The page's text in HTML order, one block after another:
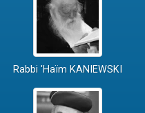
Rabbi 'Haïm KANIEWSKI